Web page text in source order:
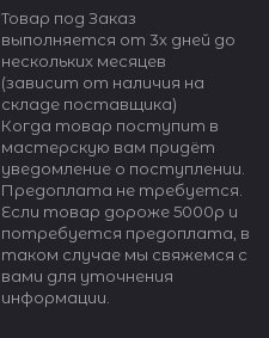
Товар под Заказ
выполняется от 3х дней до
нескольких месяцев
(зависит от наличия на
складе поставщика)
Когда товар поступит в
мастерскую вам придёт
уведомление о поступлении.
Предоплата не требуется.
Если товар дороже 5000р и
потребуется предоплата, в
таком случае мы свяжемся с
вами для уточнения
информации.